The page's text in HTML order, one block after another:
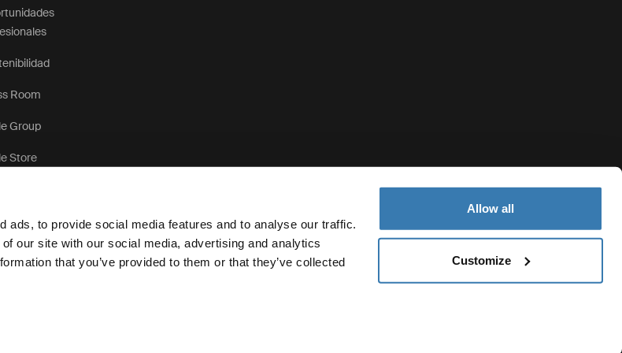
ads, to provide social media features and to analyse our traffic.
our site with our social media, advertising and analytics
that you’ve provided to them or that they’ve collected
Allow all
Customize
Room
Group
Store
Aviso de privacidad Política de cookies Configuración de cookies Current market/